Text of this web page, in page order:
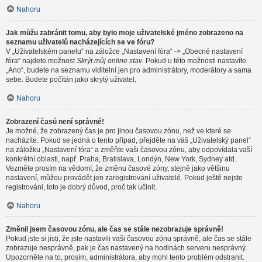
Nahoru
Jak můžu zabránit tomu, aby bylo moje uživatelské jméno zobrazeno na
seznamu uživatelů nacházejících se ve fóru?
V „Uživatelském panelu“ na záložce „Nastavení fóra“ -> „Obecné nastavení
fóra“ najdete možnostSkrýt můj online stav. Pokud u této možnosti nastavíte
„Ano“, budete na seznamu viditelní jen pro administrátory, moderátory a sama
sebe. Budete počítán jako skrytý uživatel.
Nahoru
Zobrazení časů není správné!
Je možné, že zobrazený čas je pro jinou časovou zónu, než ve které se
nacházíte. Pokud se jedná o tento případ, přejděte na váš „Uživatelský panel“
na záložku „Nastavení fóra“ a změňte vaši časovou zónu, aby odpovídala vaší
konkrétní oblasti, např. Praha, Bratislava, Londýn, New York, Sydney atd.
Vezměte prosím na vědomí, že změnu časové zóny, stejně jako většinu
nastavení, můžou provádět jen zaregistrovaní uživatelé. Pokud ještě nejste
registrováni, toto je dobrý důvod, proč tak učinit.
Nahoru
Změnil jsem časovou zónu, ale čas se stále nezobrazuje správně!
Pokud jste si jisti, že jste nastavili vaši časovou zónu správně, ale čas se stále
zobrazuje nesprávně, pak je čas nastavený na hodinách serveru nesprávný.
Upozorněte na to, prosím, administrátora, aby mohl tento problém odstranit.